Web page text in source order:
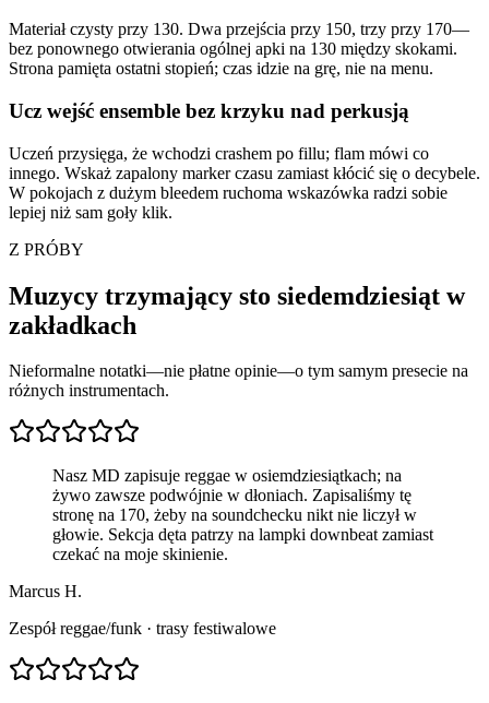
Materiał czysty przy 130. Dwa przejścia przy 150, trzy przy 170—
bez ponownego otwierania ogólnej apki na 130 między skokami.
Strona pamięta ostatni stopień; czas idzie na grę, nie na menu.
Ucz wejść ensemble bez krzyku nad perkusją
Uczeń przysięga, że wchodzi crashem po fillu; flam mówi co
innego. Wskaż zapalony marker czasu zamiast kłócić się o decybele.
W pokojach z dużym bleedem ruchoma wskazówka radzi sobie
lepiej niż sam goły klik.
Z PRÓBY
Muzycy trzymający sto siedemdziesiąt w
zakładkach
Nieformalne notatki—nie płatne opinie—o tym samym presecie na
różnych instrumentach.
Nasz MD zapisuje reggae w osiemdziesiątkach; na
żywo zawsze podwójnie w dłoniach. Zapisaliśmy tę
stronę na 170, żeby na soundchecku nikt nie liczył w
głowie. Sekcja dęta patrzy na lampki downbeat zamiast
czekać na moje skinienie.
Marcus H.
Zespół reggae/funk · trasy festiwalowe